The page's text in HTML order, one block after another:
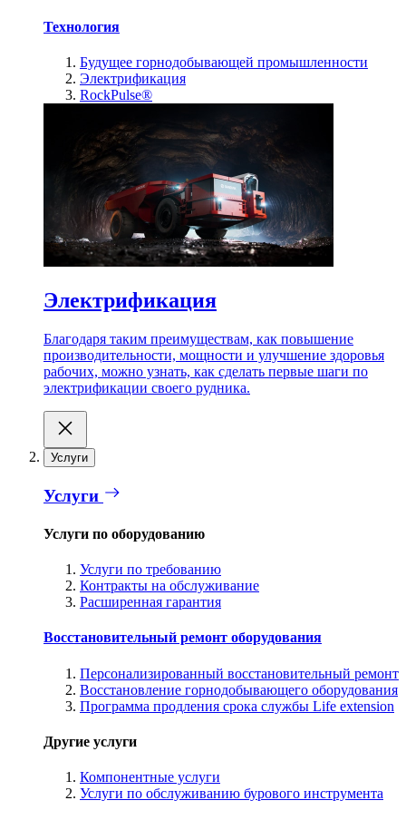
Технология
Будущее горнодобывающей промышленности
Электрификация
RockPulse®
Электрификация
Благодаря таким преимуществам, как повышение
производительности, мощности и улучшение здоровья
рабочих, можно узнать, как сделать первые шаги по
электрификации своего рудника.
Услуги
Услуги
Услуги по оборудованию
Услуги по требованию
Контракты на обслуживание
Расширенная гарантия
Восстановительный ремонт оборудования
Персонализированный восстановительный ремонт
Восстановление горнодобывающего оборудования
Программа продления срока службы Life extension
Другие услуги
Компонентные услуги
Услуги по обслуживанию бурового инструмента